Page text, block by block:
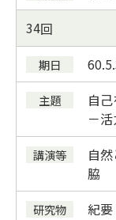
34
自
－
自
紀要